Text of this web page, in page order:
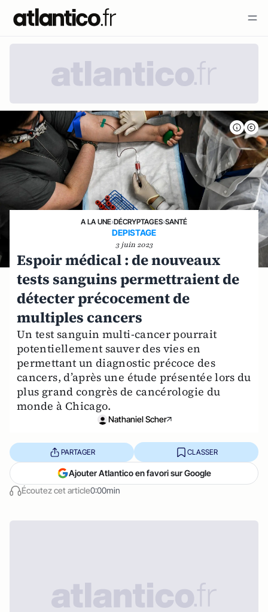
A LA UNE›DÉCRYPTAGES›SANTÉ
DEPISTAGE
3 juin 2023
Espoir médical : de nouveaux
tests sanguins permettraient de
détecter précocement de
multiples cancers
Un test sanguin multi-cancer pourrait
potentiellement sauver des vies en
permettant un diagnostic précoce des
cancers, d’après une étude présentée lors du
plus grand congrès de cancérologie du
monde à Chicago.
Nathaniel Scher
Écoutez cet article0:00min
PARTAGER CLASSER
Ajouter Atlantico en favori sur Google